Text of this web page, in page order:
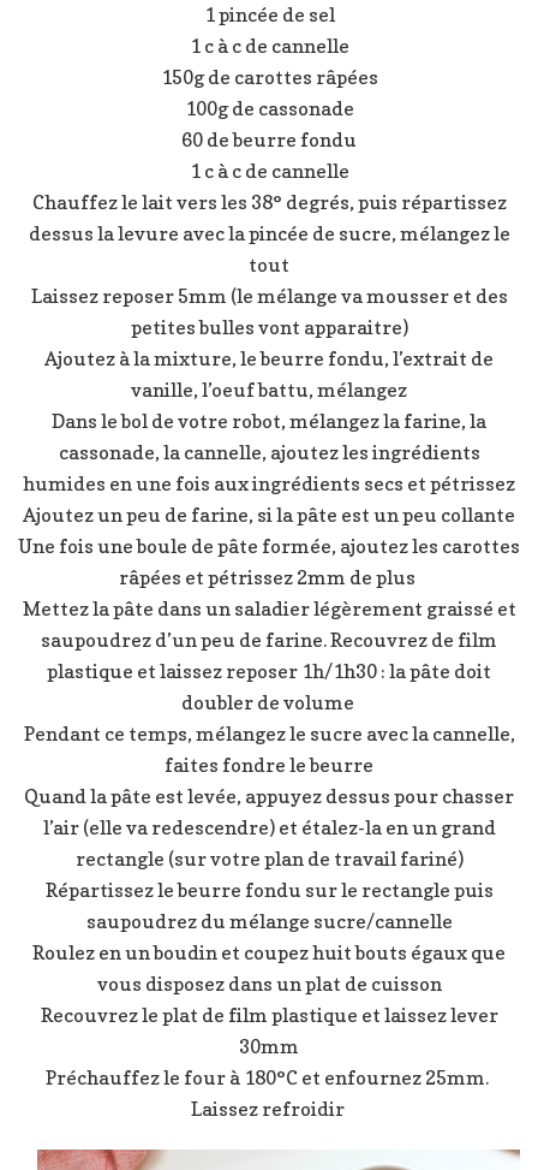
1 pincée de sel
1 c à c de cannelle
150g de carottes râpées
100g de cassonade
60 de beurre fondu
1 c à c de cannelle
Chauffez le lait vers les 38° degrés, puis répartissez
dessus la levure avec la pincée de sucre, mélangez le
tout
Laissez reposer 5mm (le mélange va mousser et des
petites bulles vont apparaitre)
Ajoutez à la mixture, le beurre fondu, l’extrait de
vanille, l’oeuf battu, mélangez
Dans le bol de votre robot, mélangez la farine, la
cassonade, la cannelle, ajoutez les ingrédients
humides en une fois aux ingrédients secs et pétrissez
Ajoutez un peu de farine, si la pâte est un peu collante
Une fois une boule de pâte formée, ajoutez les carottes
râpées et pétrissez 2mm de plus
Mettez la pâte dans un saladier légèrement graissé et
saupoudrez d’un peu de farine. Recouvrez de film
plastique et laissez reposer 1h/1h30 : la pâte doit
doubler de volume
Pendant ce temps, mélangez le sucre avec la cannelle,
faites fondre le beurre
Quand la pâte est levée, appuyez dessus pour chasser
l’air (elle va redescendre) et étalez-la en un grand
rectangle (sur votre plan de travail fariné)
Répartissez le beurre fondu sur le rectangle puis
saupoudrez du mélange sucre/cannelle
Roulez en un boudin et coupez huit bouts égaux que
vous disposez dans un plat de cuisson
Recouvrez le plat de film plastique et laissez lever
30mm
Préchauffez le four à 180°C et enfournez 25mm.
Laissez refroidir